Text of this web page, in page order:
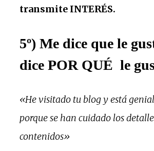
transmite INTERÉS.
5º) Me dice que le
dice POR QUÉ le
«He visitado tu blog y está
porque se han cuidado los
contenidos»